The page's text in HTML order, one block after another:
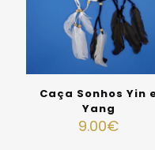
Caça Sonhos Yin
Yang
9.00€